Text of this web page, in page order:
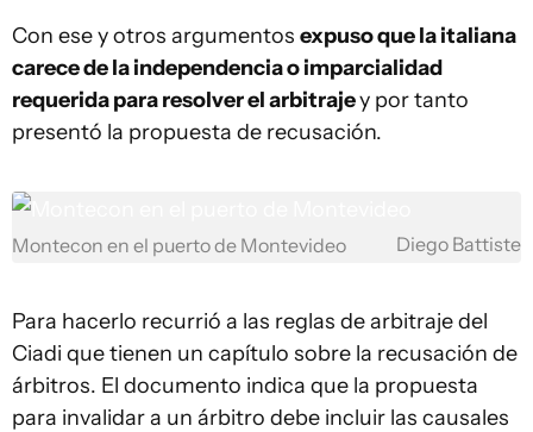
Con ese y otros argumentos expuso que la italiana
carece de la independencia o imparcialidad
requerida para resolver el arbitrajey por tanto
presentó la propuesta de recusación.
Montecon en el puerto de Montevideo Diego Battiste
Para hacerlo recurrió a las reglas de arbitraje del
Ciadi que tienen un capítulo sobre la recusación de
árbitros. El documento indica que la propuesta
para invalidar a un árbitro debe incluir las causales